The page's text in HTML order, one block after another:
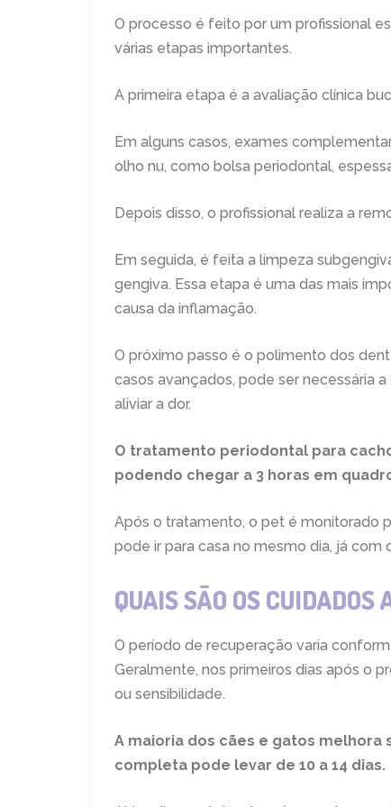
O processo é feito por um profissional
várias etapas importantes.
A primeira etapa é a avaliação clínica
Em alguns casos, exames
olho nu, como bolsa periodontal,
Depois disso, o profissional realiza a
Em seguida, é feita a limpeza
gengiva. Essa etapa é uma das mais
causa da inflamação.
O próximo passo é o polimento dos
casos avançados, pode ser necessária
aliviar a dor.
O tratamento periodontal para
podendo chegar a 3 horas em
Após o tratamento, o pet é monitorado
pode ir para casa no mesmo dia, já
QUAIS SÃO OS
O período de recuperação varia
Geralmente, nos primeiros dias após o
ou sensibilidade.
A maioria dos cães e gatos melhora
completa pode levar de 10 a 14 dias.